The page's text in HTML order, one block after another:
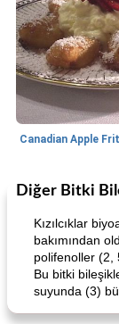
Canadian Apple
Boneless Chicken
Diğer Bitki
Kızılcıklar
bakımından
polifenoller (2,
Bu bitki
suyunda (3)